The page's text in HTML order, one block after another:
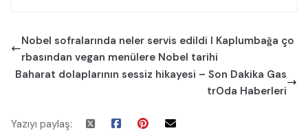
Nobel sofralarında neler servis edildi I Kaplumbağa ço
rbasından vegan menülere Nobel tarihi
Baharat dolaplarının sessiz hikayesi – Son Dakika Gas
trOda Haberleri
Yazıyı paylaş: